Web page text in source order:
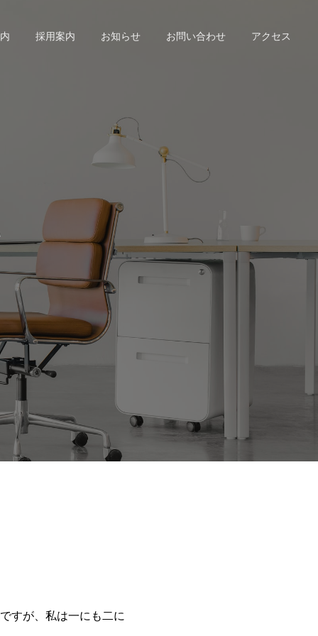
採用案内 お知らせ お問い合わせ アクセス
すが、私は一にも二に